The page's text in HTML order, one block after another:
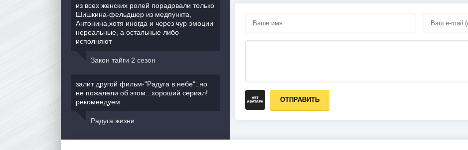
ОТПРАВИТЬ
из всех женских ролей порадовали только
Шишкина-фельдшер из медпункта,
Антонина,хотя иногда и через чур эмоции
нереальные, а остальные либо
исполняют
Закон тайги 2 сезон
залит другой фильм-"Радуга в небе"..но
не пожалели об этом...хороший сериал!
рекомендуем..
Радуга жизни